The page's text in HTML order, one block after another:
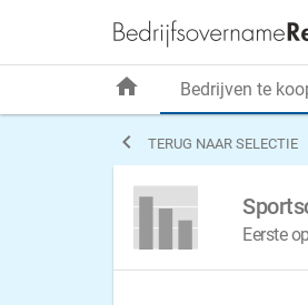
 TERUG NAAR SELECTIE
Eerste
home Bedrijven te